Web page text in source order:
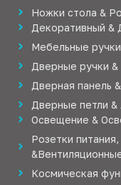
Ножки стола &
Декоративный &
Мебельные
Дверные ручки &
Дверная панель
Дверные петли &
Освещение &
Розетки
Космическая